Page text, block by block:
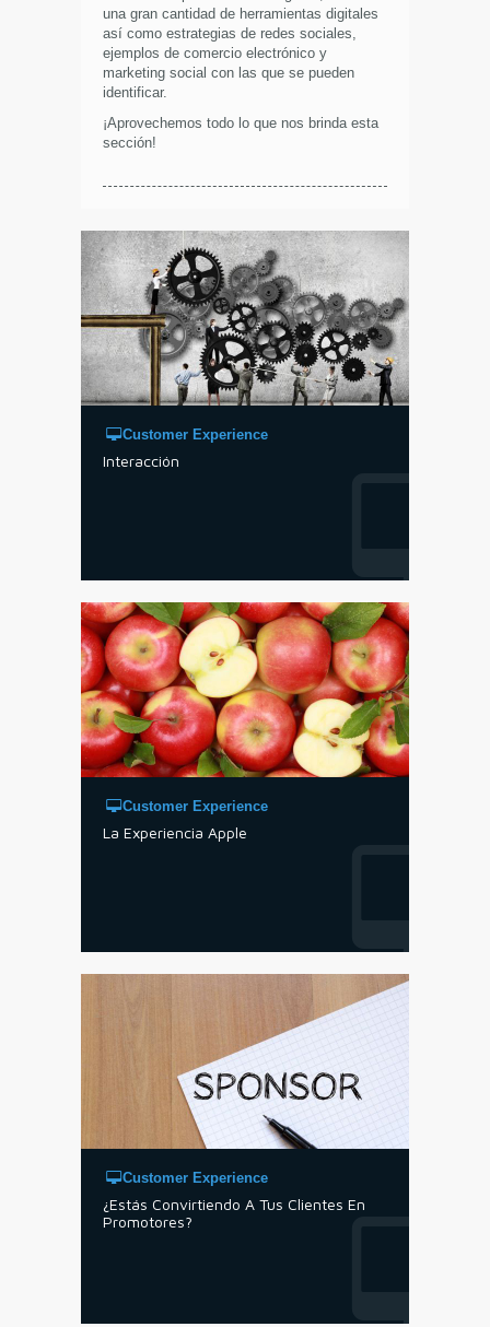
una gran cantidad de herramientas digitales
así como estrategias de redes sociales,
ejemplos de comercio electrónico y
marketing social con las que se pueden
identificar.
¡Aprovechemos todo lo que nos brinda esta
sección!
Customer Experience
Interacción
Customer Experience
La Experiencia Apple
Customer Experience
¿Estás Convirtiendo A Tus Clientes En
Promotores?